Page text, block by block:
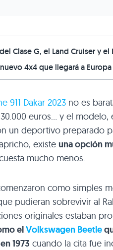
Clase G, el Land Cruiser y el
4x4 que llegará a Europa
911 Dakar 2023 no es
euros… y el modelo,
un deportivo preparado
existe una opción
mucho menos.
como simples
pudieran sobrevivir al
originales estaban
elVolkswagen Beetle
1973 cuando la cita fue